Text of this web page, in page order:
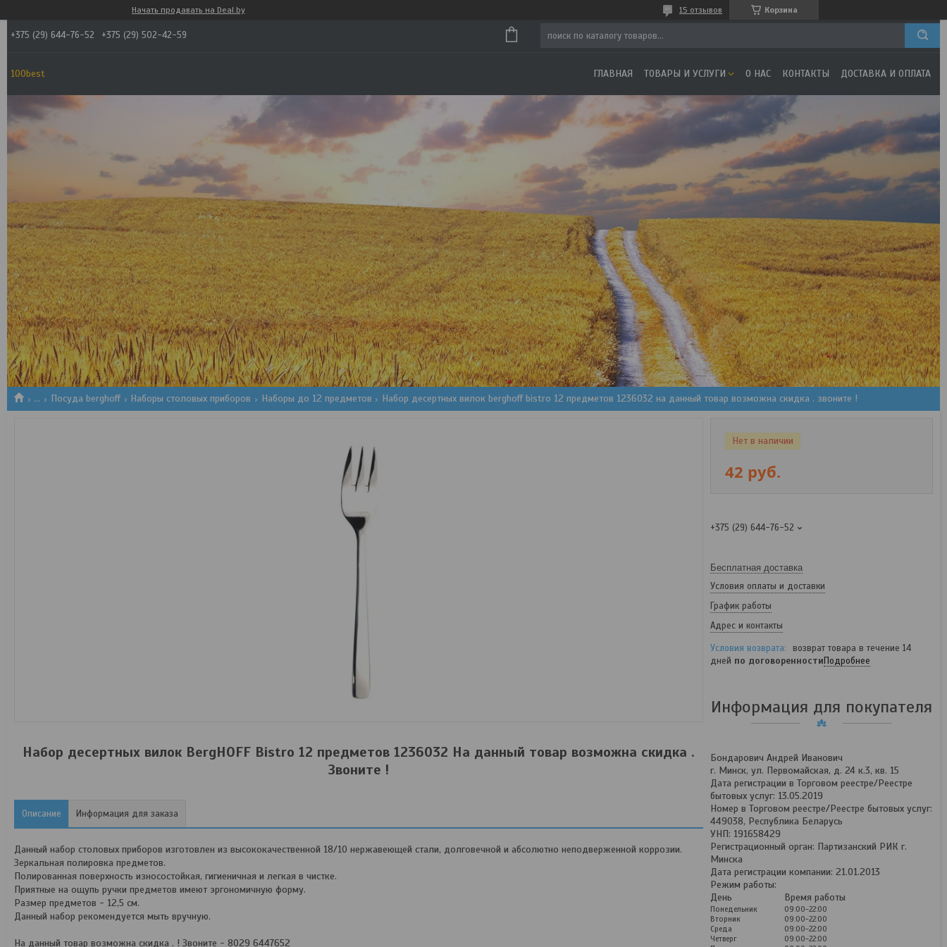
Начать продавать на Deal.by Корзина
15 отзывов
+375 (29) 644-76-52 +375 (29) 502-42-59
100best ГЛАВНАЯ ТОВАРЫ И УСЛУГИ О НАС КОНТАКТЫ ДОСТАВКА И ОПЛАТА
... Посуда berghoff Наборы столовых приборов Наборы до 12 предметов Набор десертных вилок berghoff bistro 12 предметов 1236032 на данный товар возможна скидка . звоните !
Набор десертных вилок BergHOFF Bistro 12 предметов 1236032 На данный товар возможна скидка .
Звоните !
Описание Информация для заказа
Данный набор столовых приборов изготовлен из высококачественной 18/10 нержавеющей стали, долговечной и абсолютно неподверженной коррозии.
Зеркальная полировка предметов.
Полированная поверхность износостойкая, гигиеничная и легкая в чистке.
Приятные на ощупь ручки предметов имеют эргономичную форму.
Размер предметов - 12,5 см.
Данный набор рекомендуется мыть вручную.
На данный товар возможна скидка . ! Звоните - 8029 6447652
Нет в наличии
42 руб.
+375 (29) 644-76-52
Бесплатная доставка
Условия оплаты и доставки
График работы
Адрес и контакты
возврат товара в течение 14
дней по договоренностиПодробнее
Информация для покупателя
Бондарович Андрей Иванович
г. Минск, ул. Первомайская, д. 24 к.3, кв. 15
Дата регистрации в Торговом реестре/Реестре
бытовых услуг: 13.05.2019
Номер в Торговом реестре/Реестре бытовых услуг:
449038, Республика Беларусь
УНП: 191658429
Регистрационный орган: Партизанский РИК г.
Минска
Дата регистрации компании: 21.01.2013
Режим работы:
День
Время работы
Понедельник
09:00-22:00
Вторник
09:00-22:00
Среда
09:00-22:00
Четверг
09:00-22:00